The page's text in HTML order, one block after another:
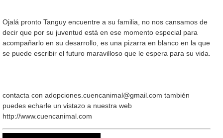
Ojalá pronto Tanguy encuentre a su familia, no nos cansamos de
decir que por su juventud está en ese momento especial para
acompañarlo en su desarrollo, es una pizarra en blanco en la que
se puede escribir el futuro maravilloso que le espera para su vida.
contacta con adopciones.cuencanimal@gmail.com también
puedes echarle un vistazo a nuestra web
http://www.cuencanimal.com